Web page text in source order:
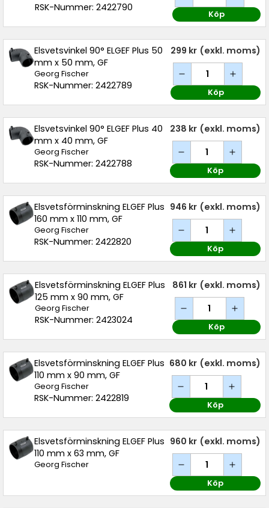
RSK-Nummer: 2422790
Köp
Elsvetsvinkel 90° ELGEF Plus 50
mm x 50 mm, GF
Georg Fischer
RSK-Nummer: 2422789
299 kr (exkl. moms)
Köp
Elsvetsvinkel 90° ELGEF Plus 40
mm x 40 mm, GF
Georg Fischer
RSK-Nummer: 2422788
238 kr (exkl. moms)
Köp
Elsvetsförminskning ELGEF Plus
160 mm x 110 mm, GF
Georg Fischer
RSK-Nummer: 2422820
946 kr (exkl. moms)
Köp
Elsvetsförminskning ELGEF Plus
125 mm x 90 mm, GF
Georg Fischer
RSK-Nummer: 2423024
861 kr (exkl. moms)
Köp
Elsvetsförminskning ELGEF Plus
110 mm x 90 mm, GF
Georg Fischer
RSK-Nummer: 2422819
680 kr (exkl. moms)
Köp
Elsvetsförminskning ELGEF Plus
110 mm x 63 mm, GF
Georg Fischer
960 kr (exkl. moms)
Köp